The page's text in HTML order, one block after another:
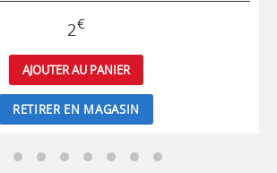
2€
AJOUTER AU PANIER
RETIRER EN MAGASIN